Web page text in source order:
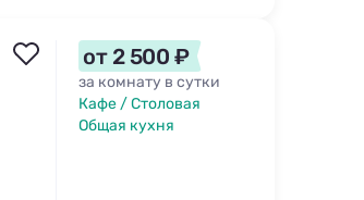
от 2 500 ₽
за комнату в сутки
Кафе / Столовая
Общая кухня